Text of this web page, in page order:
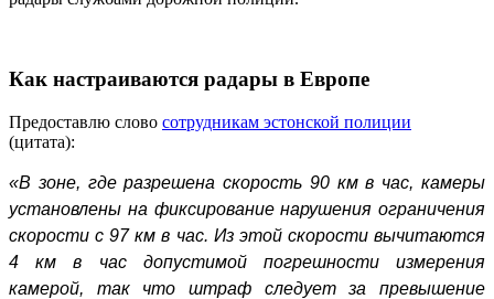
Как настраиваются радары в Европе
Предоставлю слово сотрудникам эстонской полиции
(цитата):
«В зоне, где разрешена скорость 90 км в час, камеры
установлены на фиксирование нарушения ограничения
скорости с 97 км в час. Из этой скорости вычитаются
4 км в час допустимой погрешности измерения
камерой, так что штраф следует за превышение